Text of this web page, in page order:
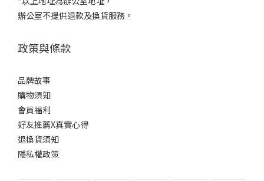
辦公室不提供退款及換貨服務。
政策與條款
品牌故事
購物須知
會員福利
好友推薦X真實心得
退換貨須知
隱私權政策